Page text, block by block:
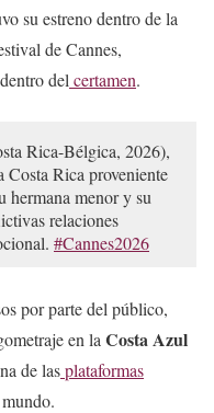
su estreno dentro de la
de Cannes,
del certamen.
Rica-Bélgica, 2026),
Costa Rica proveniente
hermana menor y su
relaciones
#Cannes2026
May 16, 2026
por parte del público,
en la Costa Azul
de lasplataformas